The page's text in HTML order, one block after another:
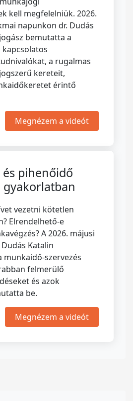
kell megfelelniük. 2026.
napunkon dr. Dudás
bemutatta a
a rugalmas
kereteit,
érintő
Megnézem a videót
pihenőidő
gyakorlatban
vezetni kötetlen
Elrendelhető-e
A 2026. májusi
Katalin
munkaidő-szervezés
felmerülő
és azok
be.
Megnézem a videót